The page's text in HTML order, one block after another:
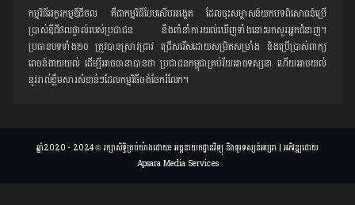
កម្មវិធីអក្ខរកម្មឌីជីថល គឺជាកម្មវិធីបែបសើបអង្គេត ដែលចុះសម្ភាសន៍យកបទពិសោធន៍ប្រើ
ប្រាស់ឌីជីថលផ្ទាល់របស់ប្រជាជន នឹងពាំនាំការយល់ឃើញទាំងនោះមកសួរអ្នកជំនាញ។
ប្រធានបទទាំង២០ ត្រូវបានស្រាវជ្រាវ ជ្រើសរើសដោយសម្រិតសម្រាំង និងប្រើប្រាស់ពាក្យ
ពេចន៍ងាយយល់ ដើម្បីអាចធានាបានថា ប្រជាជនកម្ពុជាគ្រប់វ័យអាចទស្សនា ហើយអាចយល់
នូវរាល់ខ្លឹមសារសំខាន់ៗដែលកម្មវិធីចង់ចែករំលែក។
ឆ្នាំ2020 - 2024 © រក្សាសិទ្ធិគ្រប់យ៉ាងដោយ៖ អគ្គនាយកដ្ឋានវិទ្យុ និងទូរទស្សន៍អប្សរា | អភិវឌ្ឍដោយ
Apsara Media Services